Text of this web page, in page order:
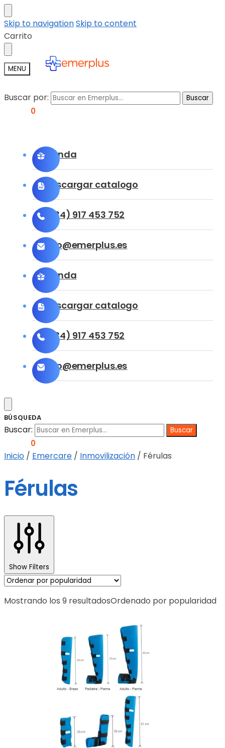
Skip to navigationSkip to content
Carrito
MENU
Buscar por: Buscar
0
Tienda
Descargar catalogo
(+34) 917 453 752
info@emerplus.es
Tienda
Descargar catalogo
(+34) 917 453 752
info@emerplus.es
BÚSQUEDA
Buscar:
0
Inicio / Emercare / Inmovilización / Férulas
Férulas
Show Filters
Mostrando los 9 resultadosOrdenado por popularidad